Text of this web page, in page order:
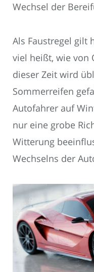
Wechsel der
Als Faustregel gilt
viel heißt, wie von
dieser Zeit wird
Sommerreifen
Autofahrer auf
nur eine grobe
Witterung
Wechselns der